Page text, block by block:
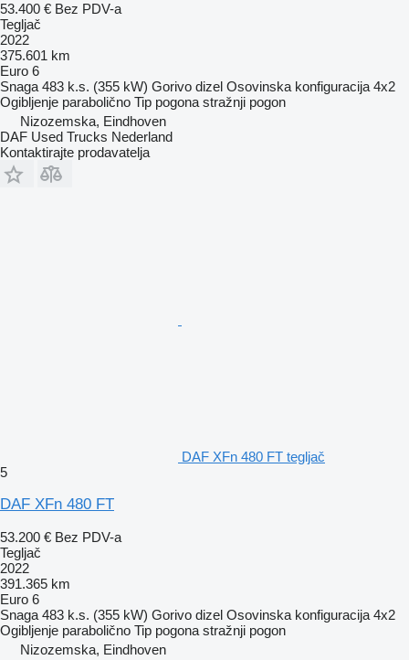
53.400 € Bez PDV-a
Tegljač
2022
375.601 km
Euro 6
Snaga 483 k.s. (355 kW) Gorivo dizel Osovinska konfiguracija 4x2
Ogibljenje parabolično Tip pogona stražnji pogon
Nizozemska, Eindhoven
DAF Used Trucks Nederland
Kontaktirajte prodavatelja
DAF XFn 480 FT tegljač
5
DAF XFn 480 FT
53.200 € Bez PDV-a
Tegljač
2022
391.365 km
Euro 6
Snaga 483 k.s. (355 kW) Gorivo dizel Osovinska konfiguracija 4x2
Ogibljenje parabolično Tip pogona stražnji pogon
Nizozemska, Eindhoven